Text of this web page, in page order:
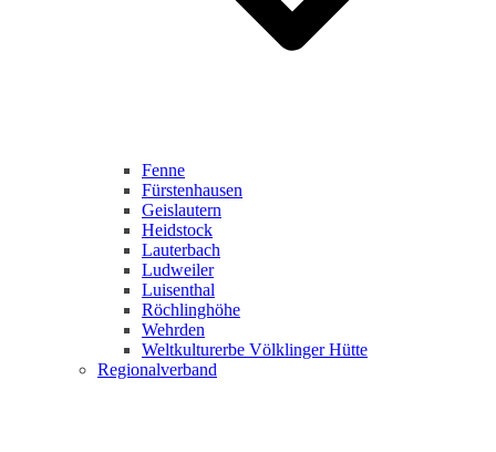
Fenne
Fürstenhausen
Geislautern
Heidstock
Lauterbach
Ludweiler
Luisenthal
Röchlinghöhe
Wehrden
Weltkulturerbe Völklinger Hütte
Regionalverband